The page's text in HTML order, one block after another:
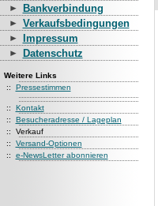
Bankverbindung
Verkaufsbedingungen
Impressum
Datenschutz
Weitere Links
:: Pressestimmen
:: Kontakt
:: Besucheradresse / Lageplan
:: Verkauf
:: Versand-Optionen
:: e-NewsLetter abonnieren